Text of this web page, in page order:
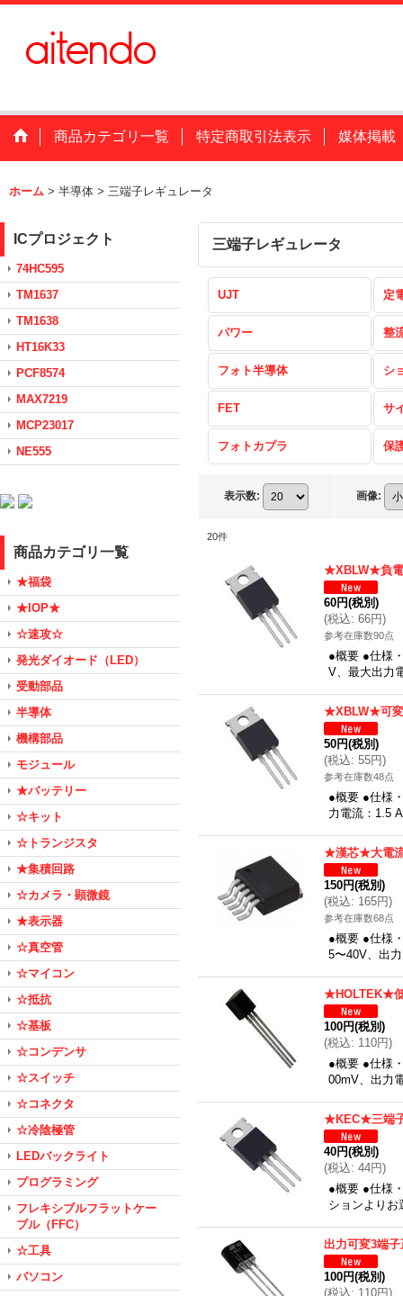
商品カテゴリ一覧 特定商取引法表示 媒体掲載
ホーム > 半導体 > 三端子レギュレータ
ICプロジェクト
74HC595
TM1637
TM1638
HT16K33
PCF8574
MAX7219
MCP23017
NE555
商品カテゴリ一覧
★福袋
★IOP★
☆速攻☆
発光ダイオード（LED）
受動部品
半導体
機構部品
モジュール
★バッテリー
☆キット
☆トランジスタ
★集積回路
☆カメラ・顕微鏡
★表示器
☆真空管
☆マイコン
☆抵抗
☆基板
☆コンデンサ
☆スイッチ
☆コネクタ
☆冷陰極管
LEDバックライト
プログラミング
フレキシブルフラットケー
ブル（FFC）
☆工具
パソコン
三端子レギュレータ
UJT 定
パワー 整
フォト半導体 シ
FET サ
フォトカプラ 保
表示数: 画像:
20件
★XBLW★負電
60円(税別)
(税込: 66円)
参考在庫数90点
●概要 ●仕様
V、最大出力
★XBLW★可変
50円(税別)
(税込: 55円)
参考在庫数48点
●概要 ●仕様
力電流：1.5
★漢芯★大電流
150円(税別)
(税込: 165円)
参考在庫数68点
●概要 ●仕様
5〜40V、出
★HOLTEK★低
100円(税別)
(税込: 110円)
●概要 ●仕様
00mV、出力
★KEC★三端
40円(税別)
(税込: 44円)
●概要 ●仕様
ションより
出力可変3端
100円(税別)
(税込: 110円)